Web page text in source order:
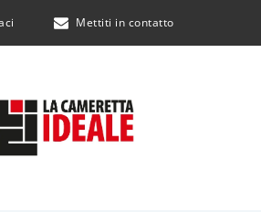
Mettiti in contatto